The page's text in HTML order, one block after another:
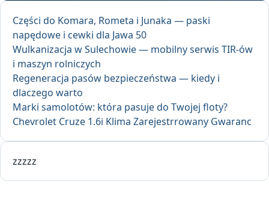
Części do Komara, Rometa i Junaka — paski
napędowe i cewki dla Jawa 50
Wulkanizacja w Sulechowie — mobilny serwis TIR-ów
i maszyn rolniczych
Regeneracja pasów bezpieczeństwa — kiedy i
dlaczego warto
Marki samolotów: która pasuje do Twojej floty?
Chevrolet Cruze 1.6i Klima Zarejestrrowany Gwaranc
zzzzz